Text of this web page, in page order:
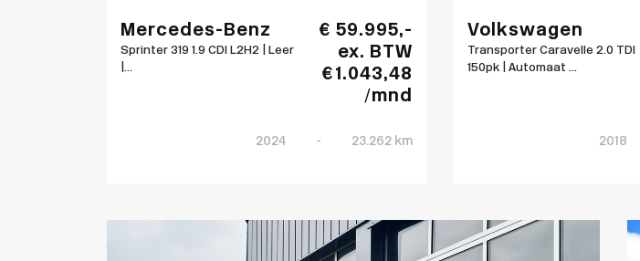
Mercedes-Benz
Sprinter 319 1.9 CDI L2H2 | Leer
|...
€ 59.995,-
ex. BTW
€ 1.043,48
/mnd
2024 - 23.262 km
Volkswagen
Transporter Caravelle 2.0 TDI
150pk | Automaat ...
2018